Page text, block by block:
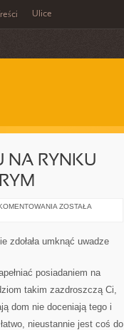
Ulice
NA RYNKU
W
RYNKU
SZCZEGÓLNOŚCI
DOBRYM
ZOSTAŁA
zdołała umknąć uwadze
posiadaniem na
takim zazdroszczą Ci,
dom nie doceniają tego i
nieustannie jest coś do